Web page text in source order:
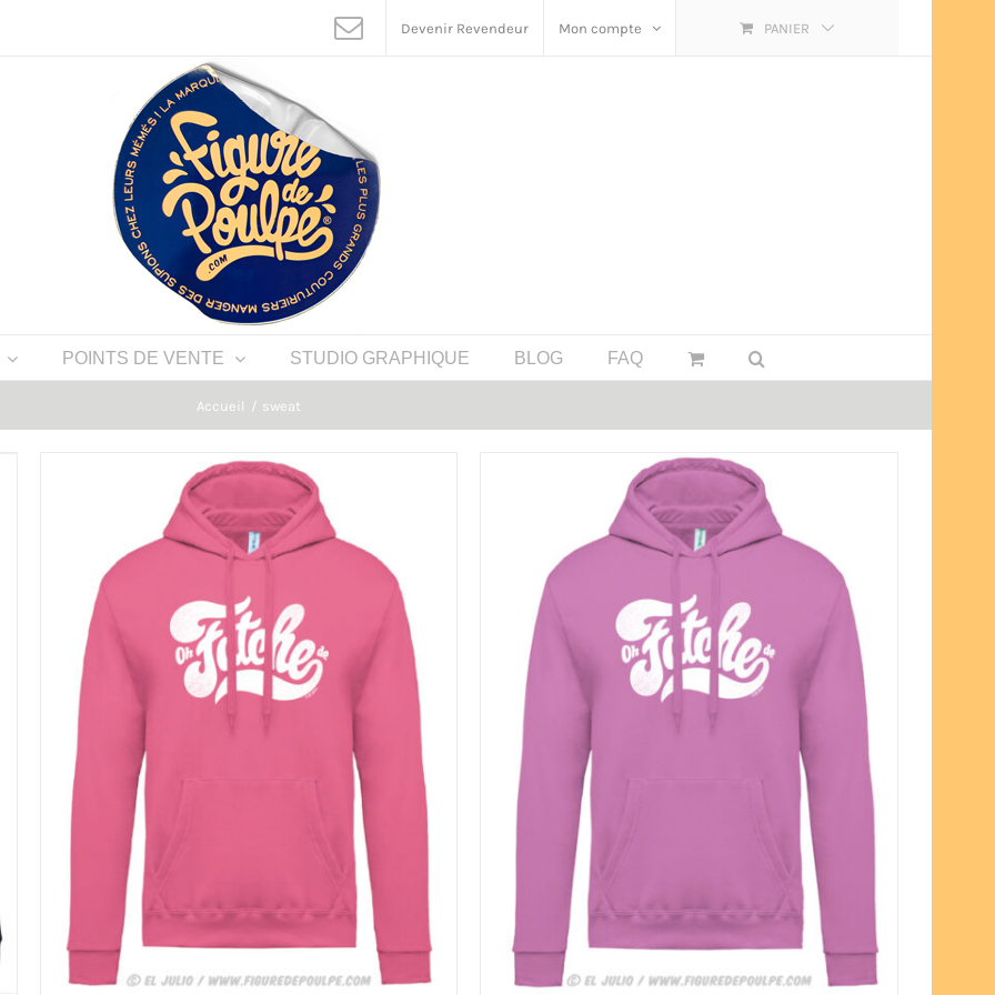
Devenir Revendeur Mon compte PANIER
POINTS DE VENTE STUDIO GRAPHIQUE BLOG FAQ
Accueil sweat